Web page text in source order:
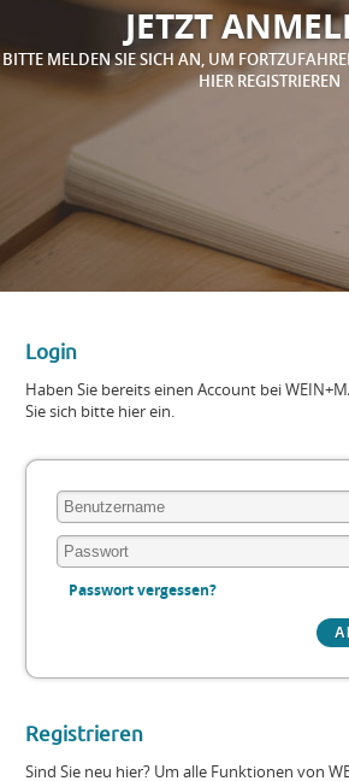
JETZT
BITTE MELDEN SIE SICH AN, UM
HIER REGISTRIEREN
Login
Haben Sie bereits einen Account bei
Sie sich bitte hier ein.
Passwort vergessen?
Registrieren
Sind Sie neu hier? Um alle Funktionen von